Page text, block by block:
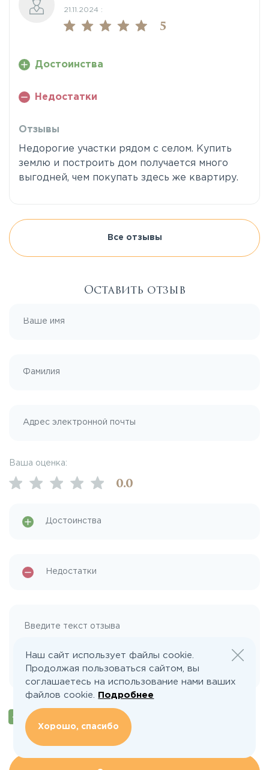
21.11.2024 :
5
Достоинства
Недостатки
Отзывы
Недорогие участки рядом с селом. Купить
землю и построить дом получается много
выгодней, чем покупать здесь же квартиру.
Все отзывы
Оставить отзыв
Ваша оценка:
0.0
Отметьте, если вы житель поселка
Нажимая на кнопку, вы даете согласие на
обработку персональных данных и соглашаетесь с
Политикой Конфиденциальности
Наш сайт использует файлы cookie.
Продолжая пользоваться сайтом, вы
соглашаетесь на использование нами ваших
файлов cookie.
Подробнее
Хорошо, спасибо